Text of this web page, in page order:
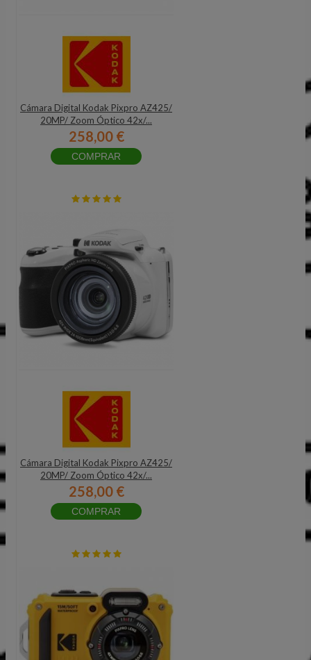
Cámara Digital Kodak Pixpro AZ425/
20MP/ Zoom Óptico 42x/...
258,00 €
COMPRAR
Cámara Digital Kodak Pixpro AZ425/
20MP/ Zoom Óptico 42x/...
258,00 €
COMPRAR